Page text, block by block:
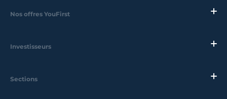
Nos offres YouFirst
Investisseurs
Sections